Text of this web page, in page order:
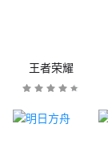
王者荣耀